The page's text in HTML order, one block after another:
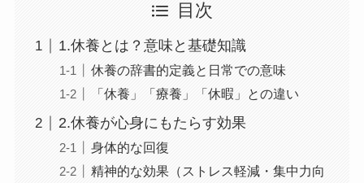
目次
1.休養とは？意味と基礎知識
休養の辞書的定義と日常での意味
「休養」「療養」「休暇」との違い
2.休養が心身にもたらす効果
身体的な回復
精神的な効果（ストレス軽減・集中力向